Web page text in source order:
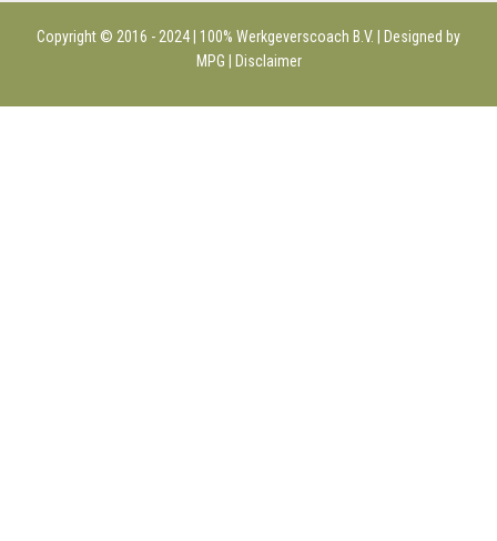
Copyright © 2016 - 2024 | 100% Werkgeverscoach B.V. | Designed by
MPG |
Disclaimer